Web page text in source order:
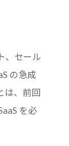
、セール
の急成
は、前回
を必